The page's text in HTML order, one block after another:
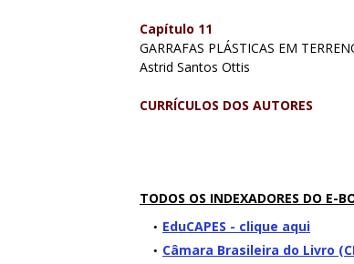
Capítulo 11
GARRAFAS PLÁSTICAS EM
Astrid Santos Ottis
CURRÍCULOS DOS AUTORES
TODOS OS INDEXADORES DO E-
EduCAPES - clique aqui
Câmara Brasileira do Livro